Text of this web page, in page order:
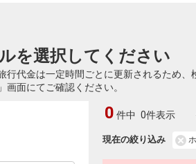
を選択してください
行代金は一定時間ごとに更新されるため
画面にてご確認ください。
現在の絞り込み
0 件中 0件表示